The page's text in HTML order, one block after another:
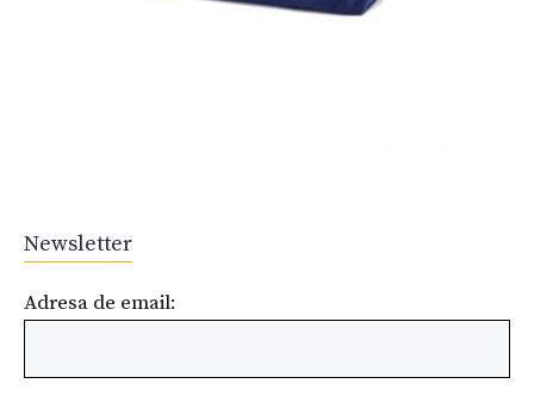
Newsletter
Adresa de email: